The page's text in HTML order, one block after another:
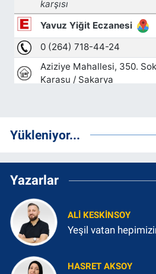
Yükleniyor...
Yazarlar
ALI KESKINSOY
Yeşil vatan
HASRET AKSOY